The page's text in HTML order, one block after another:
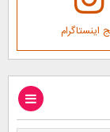
اینستاگرام